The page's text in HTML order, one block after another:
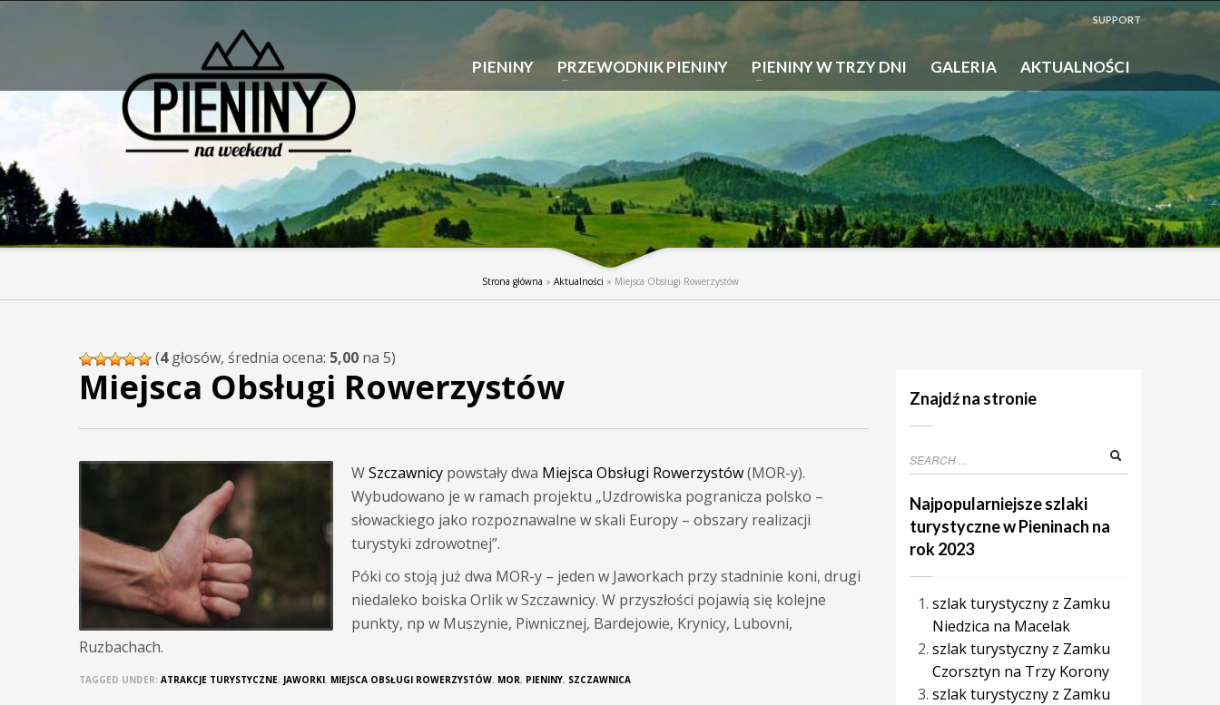
SUPPORT
PIENINY PRZEWODNIK PIENINY PIENINY W TRZY DNI GALERIA AKTUALNOŚCI
Strona główna » Aktualności » Miejsca Obsługi Rowerzystów
(4głosów, średnia ocena: 5,00 na 5)
Miejsca Obsługi Rowerzystów
WSzczawnicy powstały dwa Miejsca Obsługi Rowerzystów(MOR-y).
Wybudowano je w ramach projektu „Uzdrowiska pogranicza polsko –
słowackiego jako rozpoznawalne w skali Europy – obszary realizacji
turystyki zdrowotnej”.
Póki co stoją już dwa MOR-y – jeden w Jaworkach przy stadninie koni, drugi
niedaleko boiska Orlik w Szczawnicy. W przyszłości pojawią się kolejne
punkty, np w Muszynie, Piwnicznej, Bardejowie, Krynicy, Lubovni,
Ruzbachach.
TAGGED UNDER: ATRAKCJE TURYSTYCZNE, JAWORKI, MIEJSCA OBSŁUGI ROWERZYSTÓW, MOR, PIENINY, SZCZAWNICA
Znajdź na stronie
Najpopularniejsze szlaki
turystyczne w Pieninach na
rok 2023
szlak turystyczny z Zamku
Niedzica na Macelak
szlak turystyczny z Zamku
Czorsztyn na Trzy Korony
szlak turystyczny z Zamku